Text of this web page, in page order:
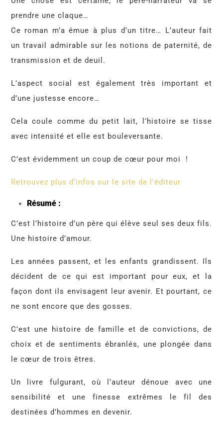
prendre une claque…
Ce roman m’a émue à plus d’un titre… L’auteur fait
un travail admirable sur les notions de paternité, de
transmission et de deuil.
L’aspect social est également très important et
d’une justesse encore…
Cela coule comme du petit lait, l’histoire se tisse
avec intensité et elle est bouleversante.
C’est évidemment un coup de cœur pour moi !
Retrouvez plus d’infos sur le site de l’éditeur
Résumé :
C’est l’histoire d’un père qui élève seul ses deux fils.
Une histoire d’amour.
Les années passent, et les enfants grandissent. Ils
décident de ce qui est important pour eux, et la
façon dont ils envisagent leur avenir. Et pourtant, ce
ne sont encore que des gosses.
C’est une histoire de famille et de convictions, de
choix et de sentiments ébranlés, une plongée dans
le cœur de trois êtres.
Un livre fulgurant, où l’auteur dénoue avec une
sensibilité et une finesse extrêmes le fil des
destinées d’hommes en devenir.